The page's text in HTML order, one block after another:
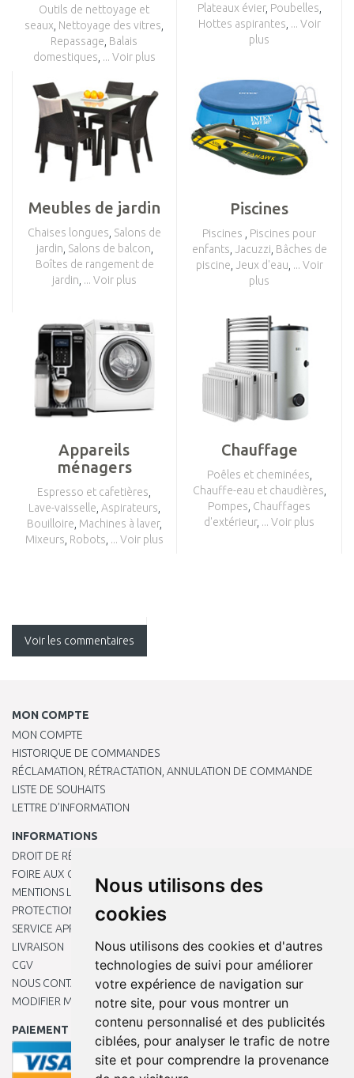
Nous utilisons des
cookies
Nous utilisons des cookies et d'autres
technologies de suivi pour améliorer
votre expérience de navigation sur
notre site, pour vous montrer un
contenu personnalisé et des publicités
ciblées, pour analyser le trafic de notre
site et pour comprendre la provenance
Outils de nettoyage et
seaux Nettoyage des vitres
Repassage Balais
domestiques ... Voir plus
Plateaux évier, Poubelles
Hottes aspirantes ... Voir
plus
Meubles de jardin
Chaises longues Salons de
jardin Salons de balcon
Boîtes de rangement de
jardin ... Voir plus
Piscines
Piscines
Piscines pour
enfants Jacuzzi Bâches de
piscine Jeux d'eau ... Voir
plus
Appareils
ménagers
Espresso et cafetières
Lave-vaisselle Aspirateurs
Bouilloire Machines à laver,
Mixeurs Robots ... Voir plus
Chauffage
Poêles et cheminées
Chauffe-eau et chaudières
Pompes Chauffages
d'extérieur, ... Voir plus
Voir les commentaires
MON COMPTE
MON COMPTE
HISTORIQUE DE COMMANDES
RÉCLAMATION, RÉTRACTATION, ANNULATION DE COMMANDE
LISTE DE SOUHAITS
LETTRE D’INFORMATION
INFORMATIONS
DROIT DE RÉTRACTATION
FOIRE AUX QUESTIONS
MENTIONS LÉGALES
PROTECTION DES DONNÉES PERSONNELLES
SERVICE APRÈS-VENTE
LIVRAISON
CGV
NOUS CONTACTER
MODIFIER MES PRÉFÉRENCES DE COOKIES
PAIEMENT EN LIGNE